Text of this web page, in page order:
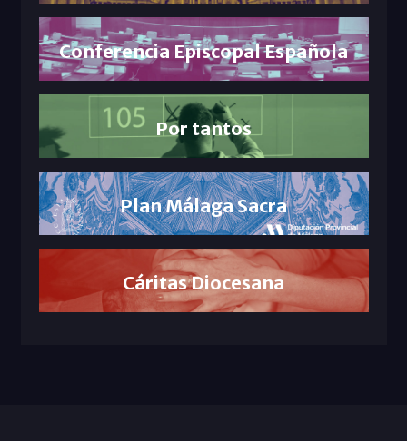
Conferencia Episcopal Española
Por tantos
Plan Málaga Sacra
Cáritas Diocesana